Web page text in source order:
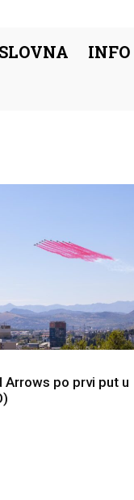
INFO
Arrows po prvi put u